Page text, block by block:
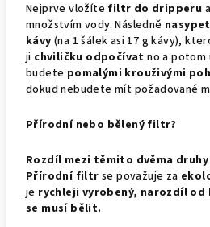
Nejprve vložíte filtr do dripperu
množstvím vody. Následně
kávy (na 1 šálek asi 17 g kávy),
ji chviličku odpočívat no a potom
budete pomalými krouživými
dokud nebudete mít požadované
Přírodní nebo bělený filtr?
Rozdíl mezi těmito dvěma
Přírodní filtr se považuje za
je rychleji vyrobený, narozdíl
se musí bělit.